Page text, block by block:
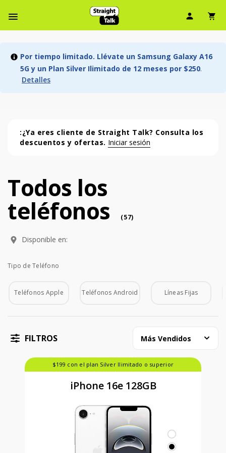
Menú de barra de navegación
Ícono
Por tiempo limitado. Llévate un Samsung Galaxy A16
5G y un Plan Silver Ilimitado de 12 meses por $250.
Detalles
:¿Ya eres cliente de Straight Talk? Consulta los
descuentos y ofertas. Iniciar sesión
Todos los teléfonos (57 phone )
Todos los
teléfonos (57)
Disponible en:
Tipo de Teléfono
Teléfonos Apple Teléfonos Android Líneas Fijas
FILTROS Más Vendidos
$199 con el plan Silver Ilimitado o superior
iPhone 16e 128GB